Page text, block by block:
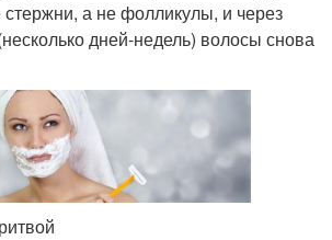
а не фолликулы, и через
дней-недель) волосы снова